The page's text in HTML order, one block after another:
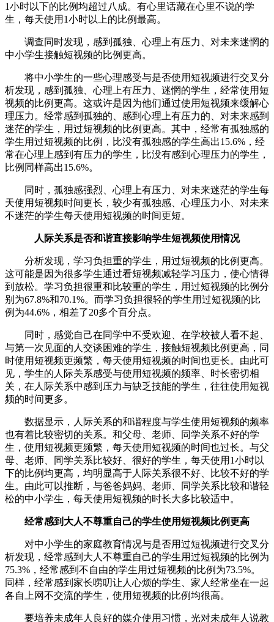
1小时以下的比例均超过八成。有心里话藏在心里不说的学
生，每天使用1小时以上的比例最高。
调查同时发现，感到孤独、心理上有压力、对未来迷惘的
中小学生接触短视频的比例更高。
将中小学生的一些心理感受与是否使用短视频进行交叉分
析发现，感到孤独、心理上有压力、迷惘的学生，经常使用短
视频的比例更高。这或许是因为他们通过使用短视频来缓解心
理压力。经常感到孤独的、感到心理上有压力的、对未来感到
迷茫的学生，用过短视频的比例更高。其中，经常有孤独感的
学生用过短视频的比例，比没有孤独感的学生高出15.6%，经
常在心理上感到有压力的学生，比没有感到心理压力的学生，
比例同样高出15.6%。
同时，孤独感强烈、心理上有压力、对未来迷茫的学生每
天使用短视频时间更长，较少有孤独感、心理压力小、对未来
不迷茫的学生每天使用短视频的时间更短。
人际关系是否和谐直接影响学生短视频使用情况
分析发现，学习负担重的学生，用过短视频的比例更高。
这可能是因为很多学生通过看短视频减轻学习压力，使心情得
到放松。学习负担很重和比较重的学生，用过短视频的比例分
别为67.8%和70.1%。而学习负担很轻的学生用过短视频的比
例为44.6%，相差了20多个百分点。
同时，感觉自己在同学中不受欢迎、在学校被人看不起、
与第一次见面的人交谈困难的学生，接触短视频比例更高，同
时使用短视频更频繁，每天使用短视频的时间也更长。由此可
见，学生的人际关系感受与使用短视频的频率、时长密切相
关，在人际关系中感到压力与缺乏技能的学生，往往使用短视
频的时间更多。
数据显示，人际关系的和谐程度与学生使用短视频的频率
也有着比较密切的关系。和父母、老师、同学关系不好的学
生，使用短视频更频繁，每天使用短视频的时间也过长。与父
母、老师、同学关系比较好、很好的学生，每天使用1小时以
下的比例均更高，均明显高于人际关系很不好、比较不好的学
生。由此可以推断，与爸爸妈妈、老师、同学关系比较和谐轻
松的中小学生，每天使用短视频的时长大多比较适中。
经常感到大人不尊重自己的学生使用短视频比例更高
对中小学生的家庭教育情况与是否用过短视频进行交叉分
析发现，经常感到大人不尊重自己的学生用过短视频的比例为
75.3%，经常感到不自由的学生用过短视频的比例为73.5%。
同样，经常感到家长唠叨让人心烦的学生、家人经常坐在一起
各自上网不交流的学生，使用短视频的比例均很高。
要培养未成年人良好的媒介使用习惯，光对未成年人说教